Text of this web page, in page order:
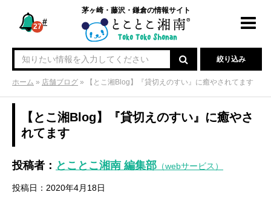
#
27
茅ヶ崎・藤沢・鎌倉の情報サイト
絞り込み
ホーム » 店舗ブログ » 【とこ湘Blog】『貸切えのすい』に癒やされてます
【とこ湘Blog】『貸切えのすい』に癒やさ
れてます
投稿者： とことこ湘南 編集部 （webサービス）
投稿日：2020年4月18日